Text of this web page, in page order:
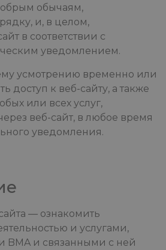
обычаям,
и, в целом,
в соответствии с
уведомлением.
усмотрению временно или
доступ к веб-сайту, а также
или всех услуг,
веб-сайт, в любое время
уведомления.
— ознакомить
и услугами,
BMA и связанными с ней